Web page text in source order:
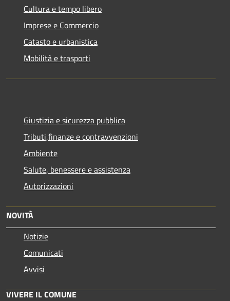
Cultura e tempo libero
Imprese e Commercio
Catasto e urbanistica
Mobilità e trasporti
Giustizia e sicurezza pubblica
Tributi,finanze e contravvenzioni
Ambiente
Salute, benessere e assistenza
Autorizzazioni
NOVITÀ
Notizie
Comunicati
Avvisi
VIVERE IL COMUNE